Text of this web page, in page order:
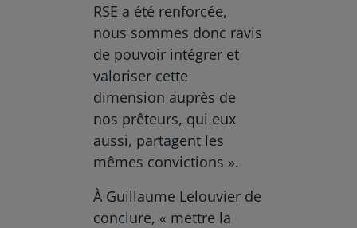
RSE a été renforcée,
nous sommes donc ravis
de pouvoir intégrer et
valoriser cette
dimension auprès de
nos prêteurs, qui eux
aussi, partagent les
mêmes convictions ».
À Guillaume Lelouvier de
conclure, « mettre la